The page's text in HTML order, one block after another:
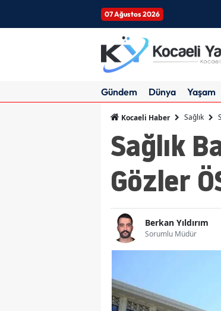
07 Ağustos 2026
Gündem Dünya Yaşam
Kocaeli Haber Sağlık
Sağlık
Gözler
Berkan Yıldırım
Sorumlu Müdür